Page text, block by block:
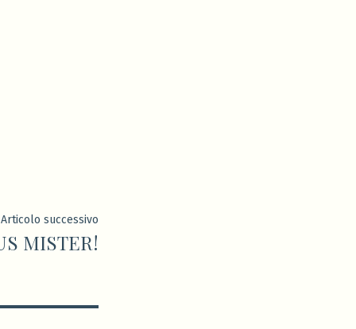
Articolo successivoArticolo
MISTER!